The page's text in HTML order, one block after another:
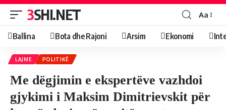
3SHI.NET Aa
Ballina Bota dhe Rajoni Arsim Ekonomi
LAJME POLITIKË
Me dëgjimin e ekspertëve vazhdoi
gjykimi i Maksim Dimitrievskit për